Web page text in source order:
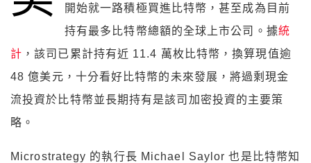
開始就一路積極買進比特幣，甚至成為目前
持有最多比特幣總額的全球上市公司。據統
計 ，該司已累計持有近 11.4 萬枚比特幣，換算現值逾
48 億美元，十分看好比特幣的未來發展，將過剩現金
流投資於比特幣並長期持有是該司加密投資的主要策
略。
Microstrategy 的執行長 Michael Saylor 也是比特幣知